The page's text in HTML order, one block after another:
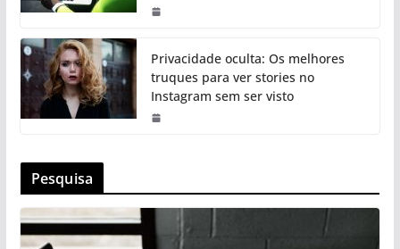
Privacidade oculta: Os melhores
truques para ver stories no
Instagram sem ser visto
Pesquisa